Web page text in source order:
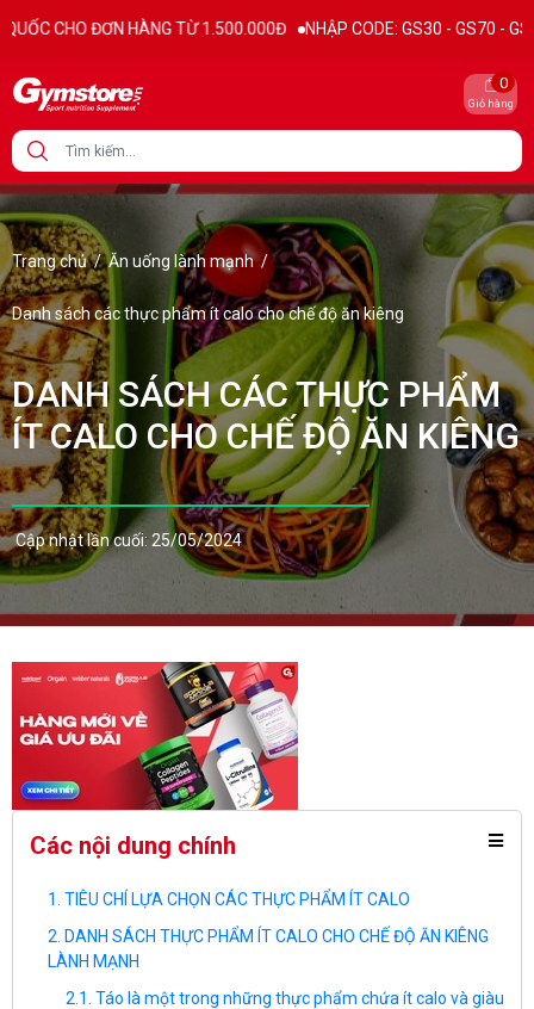
HÀNG TỪ 1.500.000Đ NHẬP CODE: GS30 - GS70 - GS100 giảm trực
Giỏ hàng
0
Trang chủ/Ăn uống lành mạnh/
Danh sách các thực phẩm ít calo cho chế độ ăn kiêng
DANH SÁCH CÁC THỰC PHẨM
ÍT CALO CHO CHẾ ĐỘ ĂN KIÊNG
Cập nhật lần cuối: 25/05/2024
Các nội dung chính
TIÊU CHÍ LỰA CHỌN CÁC THỰC PHẨM ÍT CALO
DANH SÁCH THỰC PHẨM ÍT CALO CHO CHẾ ĐỘ ĂN KIÊNG
LÀNH MẠNH
Táo là một trong những thực phẩm chứa ít calo và giàu